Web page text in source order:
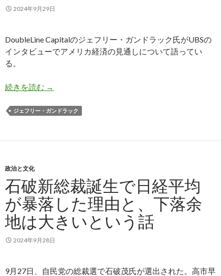
2024年9月29日
DoubleLine Capitalのジェフリー・ガンドラック氏がUBSの
インタビューでアメリカ経済の見通しについて語ってい
る。
続きを読む ガンドラック氏: アメリカの景気減速が止まらな
→
ジェフリー・ガンドラック
政治と文化
石破新総裁誕生で日経平均
が暴落した理由と、下落余
地は大きいという話
2024年9月28日
9月27日、自民党の総裁選で石破茂氏が選出された。高市早